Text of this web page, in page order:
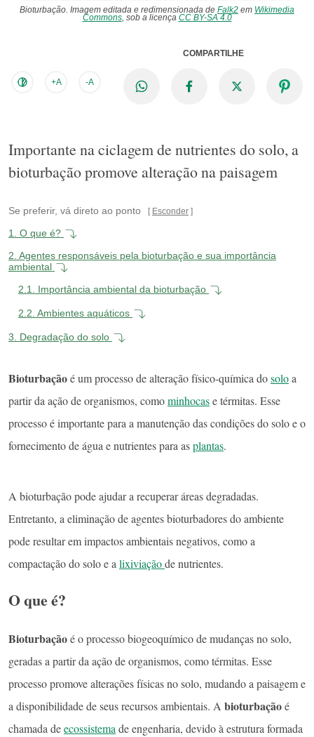
Bioturbação. Imagem editada e redimensionada de Falk2 em Wikimedia
Commons, sob a licença CC BY-SA 4.0
+A -A
COMPARTILHE
Importante na ciclagem de nutrientes do solo, a
bioturbação promove alteração na paisagem
Se preferir, vá direto ao ponto Esconder
1. O que é?
2. Agentes responsáveis pela bioturbação e sua importância
ambiental
2.1.
Importância ambiental da bioturbação
2.2. Ambientes aquáticos
3. Degradação do solo
Bioturbaçãoé um processo de alteração físico-química dosoloa
partir da ação de organismos, comominhocase térmitas. Esse
processo é importante para a manutenção das condições do solo e o
fornecimento de água e nutrientes para asplantas.
A bioturbação pode ajudar a recuperar áreas degradadas.
Entretanto, a eliminação de agentes bioturbadores do ambiente
pode resultar em impactos ambientais negativos, como a
compactação do solo e a lixiviaçãode nutrientes.
O que é?
Bioturbaçãoé o processo biogeoquímico de mudanças no solo,
geradas a partir da ação de organismos, como térmitas. Esse
processo promove alterações físicas no solo, mudando a paisagem e
a disponibilidade de seus recursos ambientais. A bioturbaçãoé
chamada deecossistema de engenharia, devido à estrutura formada